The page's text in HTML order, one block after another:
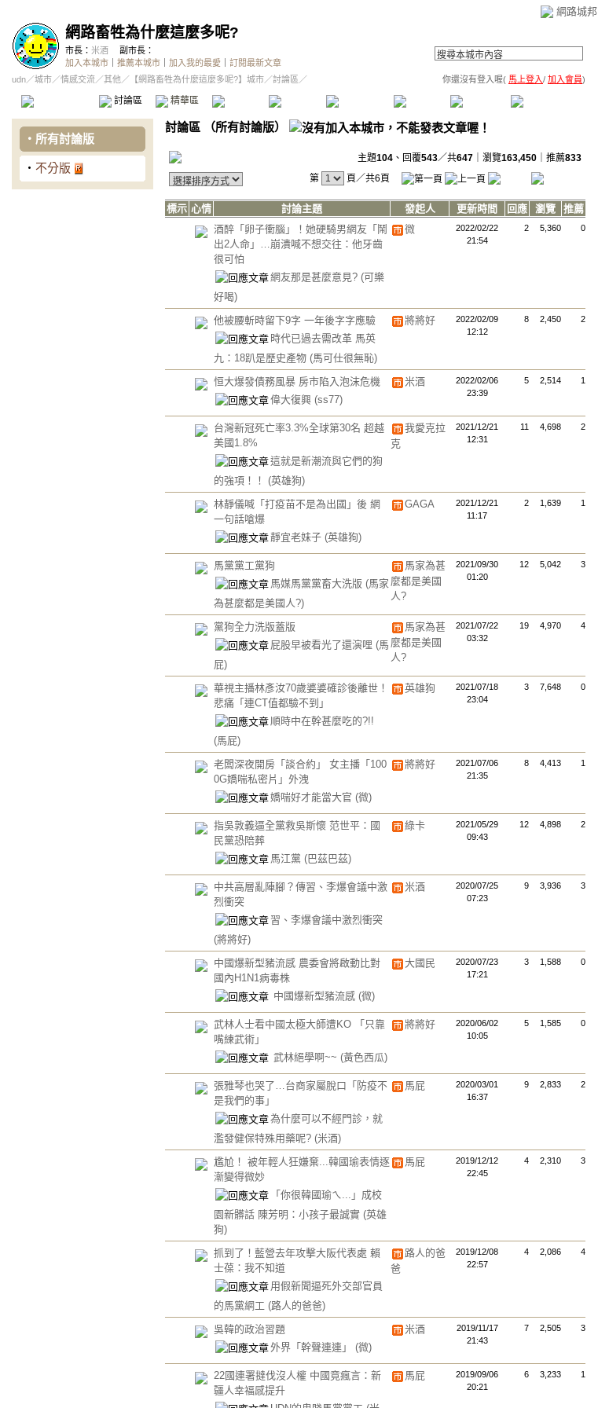
網路城邦
網路畜牲為什麼這麼多呢?
市長： 米酒
副市長：
加入本城市
推薦本城市 加入我的最愛
訂閱最新文章
udn／城市／情感交流／其他 ／ 【網路畜牲為什麼這麼多呢?】城市／討論區／ 你還沒有登入喔( 馬上登入/ 加入會員)
討論區 精華區 投票區 影像館 公告區 訪客簿 市政中心
‧ 所有討論版
‧ 不分版
討論區 （所有討論版）
主題104 、回覆543／共647 ｜瀏覽163,450 ｜推薦833
第
頁／共6頁
標示 心情 討論主題 發起人 更新時間 回應 瀏覽
推薦
酒醉「卵子衝腦」！她硬騎男網友「鬧
出2人命」…崩潰喊不想交往：他牙齒
很可怕
網友那是甚麼意見? (可樂
好喝)
微
2022/02/22
21:54
2 5,360 0
他被腰斬時留下9字 一年後字字應驗
時代已過去需改革 馬英
九：18趴是歷史產物 (馬可仕很無恥)
將將好
2022/02/09
12:12
8 2,450 2
恒大爆發債務風暴 房市陷入泡沫危機
偉大復興 (ss77)
米酒
2022/02/06
23:39
5 2,514 1
台灣新冠死亡率3.3%全球第30名 超越
美國1.8%
這就是新潮流與它們的狗
的強項！！ (英雄狗)
我愛克拉
克
2021/12/21
12:31
11 4,698 2
林靜儀喊「打疫苗不是為出國」後 網
一句話嗆爆
靜宜老妹子 (英雄狗)
GAGA
2021/12/21
11:17
2 1,639 1
馬黨黨工黨狗
馬媒馬黨黨畜大洗版 (馬家
為甚麼都是美國人?)
馬家為甚
麼都是美國
人?
2021/09/30
01:20
12 5,042 3
黨狗全力洗版蓋版
屁股早被看光了還演哩 (馬
屁)
馬家為甚
麼都是美國
人?
2021/07/22
03:32
19 4,970 4
華視主播林彥汝70歲婆婆確診後離世！
悲痛「連CT值都驗不到」
順時中在幹甚麼吃的?!!
(馬屁)
英雄狗
2021/07/18
23:04
3 7,648 0
老闆深夜開房「談合約」 女主播「100
0G嬌喘私密片」外洩
嬌喘好才能當大官 (微)
將將好
2021/07/06
21:35
8 4,413 1
指吳敦義逼全黨救吳斯懷 范世平：國
民黨恐陪葬
馬江黨 (巴茲巴茲)
綠卡
2021/05/29
09:43
12 4,898 2
中共高層亂陣腳？傳習、李爆會議中激
烈衝突
習、李爆會議中激烈衝突
(將將好)
米酒
2020/07/25
07:23
9 3,936 3
中國爆新型豬流感 農委會將啟動比對
國內H1N1病毒株
中國爆新型豬流感 (微)
大國民
2020/07/23
17:21
3 1,588 0
武林人士看中國太極大師遭KO 「只靠
嘴練武術」
武林絕學啊~~ (黃色西瓜)
將將好
2020/06/02
10:05
5 1,585 0
張雅琴也哭了…台商家屬脫口「防疫不
是我們的事」
為什麼可以不經門診，就
濫發健保特殊用藥呢? (米酒)
馬屁
2020/03/01
16:37
9 2,833 2
尷尬！ 被年輕人狂嫌棄...韓國瑜表情逐
漸變得微妙
「你很韓國瑜ㄟ...」成校
園新髒話 陳芳明：小孩子最誠實 (英雄
狗)
馬屁
2019/12/12
22:45
4 2,310 3
抓到了！藍營去年攻擊大阪代表處 賴
士葆：我不知道
用假新聞逼死外交部官員
的馬黨網工 (路人的爸爸)
路人的爸
爸
2019/12/08
22:57
4 2,086 4
吳韓的政治習題
外界「幹聲連連」 (微)
米酒
2019/11/17
21:43
7 2,505 3
22國連署撻伐沒人權 中國竟瘋言：新
疆人幸福感提升
馬屁
2019/09/06
20:21
6 3,233 1